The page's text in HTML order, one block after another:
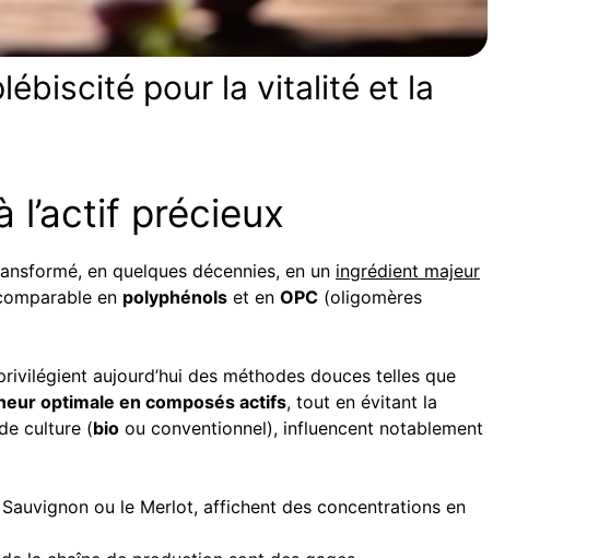
pour la vitalité et la
l’actif précieux
en quelques décennies, en un ingrédient majeur
en polyphénols et en OPC (oligomères
aujourd’hui des méthodes douces telles que
optimale en composés actifs, tout en évitant la
culture (bio ou conventionnel), influencent notablement
ou le Merlot, affichent des concentrations en